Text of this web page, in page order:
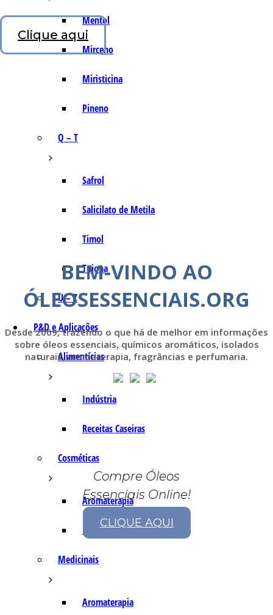
Mentol
Mirceno
Miristicina
Pineno
Q – T
Safrol
Salicilato de Metila
Timol
Tujona
U – Z
P&D e Aplicações
Alimentícias
Indústria
Receitas Caseiras
Cosméticas
Aromaterapia
Fórmulas Caseiras
Medicinais
Aromaterapia
Clique aqui
BEM-VINDO AO
ÓLEOSESSENCIAIS.ORG
Desde 2009, trazendo o que há de melhor em informações
sobre óleos essenciais, químicos aromáticos, isolados
naturais, aromaterapia, fragrâncias e perfumaria.
Compre Óleos
Essenciais Online!
CLIQUE AQUI